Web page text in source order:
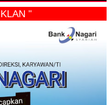
" IKLAN "